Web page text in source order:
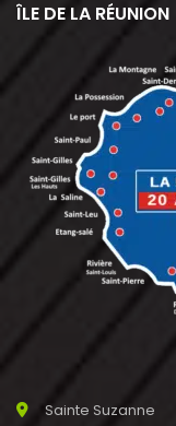
ÎLE DE LA RÉUNION
Sainte Suzanne